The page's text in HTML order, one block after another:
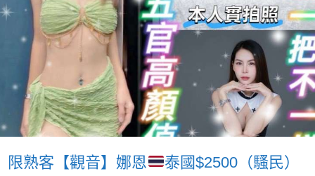
限熟客【觀音】娜恩 泰國$2500（騷民）